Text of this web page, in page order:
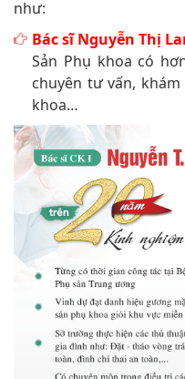
như:
Bác sĩ Nguyễn Thị
Sản Phụ khoa có
chuyên tư vấn,
khoa…